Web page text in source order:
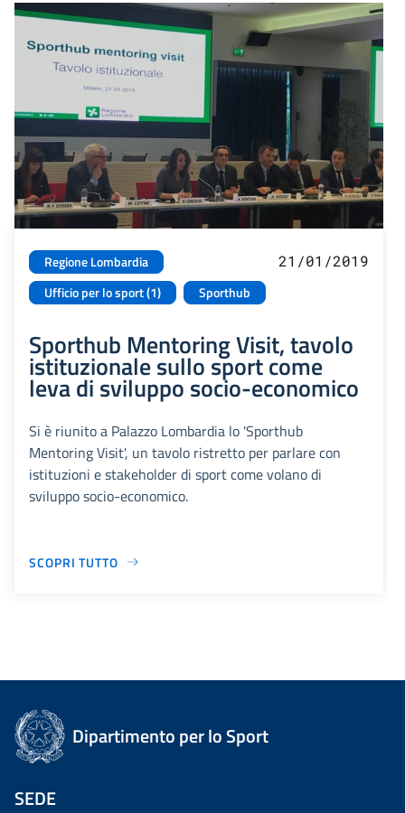
Regione Lombardia
Ufficio per lo sport (1)
Sporthub
21/01/2019
Sporthub Mentoring Visit, tavolo
istituzionale sullo sport come
leva di sviluppo socio-economico
Si è riunito a Palazzo Lombardia lo 'Sporthub
Mentoring Visit', un tavolo ristretto per parlare con
istituzioni e stakeholder di sport come volano di
sviluppo socio-economico.
SCOPRI TUTTO
Dipartimento per lo Sport
SEDE